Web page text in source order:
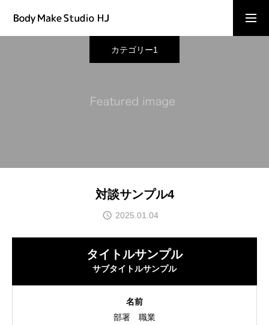
予約はこちら
よくある質問
キャンペーン情報
カテゴリー1
対談サンプル4
2025.01.04
タイトルサンプル
サブタイトルサンプル
名前
部署
職業